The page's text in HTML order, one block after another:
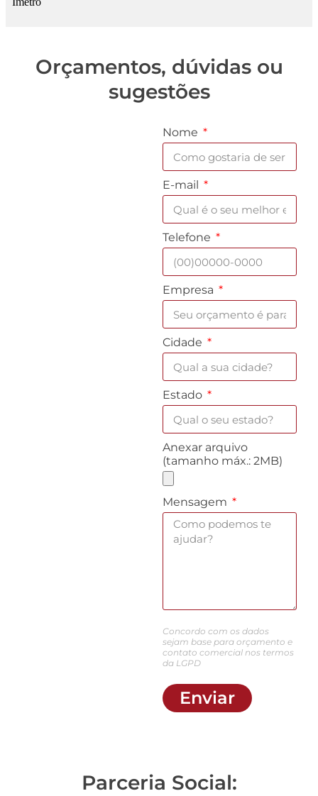
Orçamentos, dúvidas ou
sugestões
Nome
E-mail
Telefone
Empresa
Cidade
Estado
Anexar arquivo
(tamanho máx.: 2MB)
Mensagem
Concordo com os dados
sejam base para orçamento e
contato comercial nos termos
da LGPD
Enviar
Parceria Social: